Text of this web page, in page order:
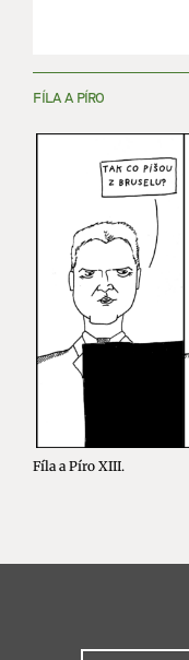
FÍLA A PÍRO
Fíla a Píro XIII.